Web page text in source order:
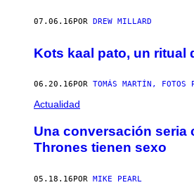
07.06.16POR DREW MILLARD
Kots kaal pato, un ritual
06.20.16 POR TOMÁS MARTÍN, FOTOS
Actualidad
Una conversación seria
Thrones tienen sexo
05.18.16POR MIKE PEARL